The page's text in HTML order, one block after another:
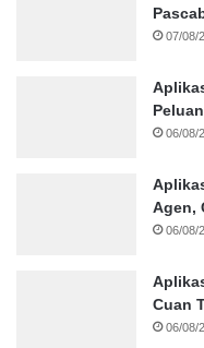
07/08/
06/08/
Agen,
06/08/
Cuan
06/08/